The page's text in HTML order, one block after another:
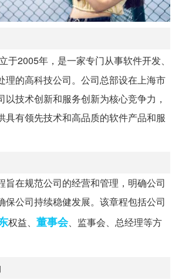
于2005年，是一家专门从事软件开发、
理的高科技公司。公司总部设在上海市
以技术创新和服务创新为核心竞争力，
具有领先技术和高品质的软件产品和服
旨在规范公司的经营和管理，明确公司
保公司持续稳健发展。该章程包括公司
权益、 董事会、监事会、总经理等方